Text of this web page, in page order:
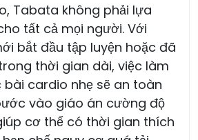
Tabata không phải lựa
tất cả mọi người. Với
bắt đầu tập luyện hoặc đã
thời gian dài, việc làm
cardio nhẹ sẽ an toàn
vào giáo án cường độ
cơ thể có thời gian thích